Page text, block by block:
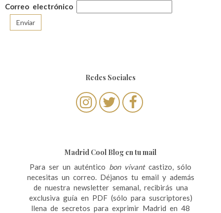
Correo electrónico
Redes Sociales
Madrid Cool Blog en tu mail
Para ser un auténtico bon vivantcastizo, sólo
necesitas un correo. Déjanos tu email y además
de nuestra newsletter semanal, recibirás una
exclusiva guía en PDF (sólo para suscriptores)
llena de secretos para exprimir Madrid en 48